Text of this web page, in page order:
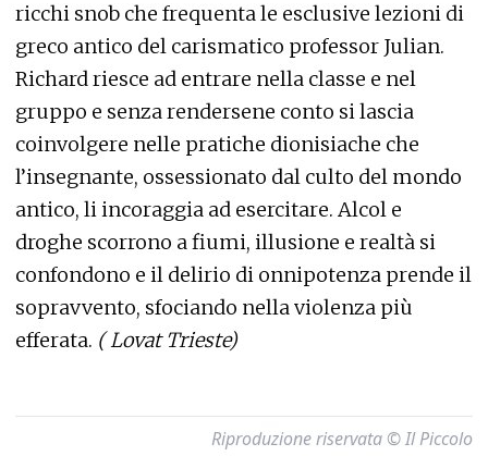
ricchi snob che frequenta le esclusive lezioni di
greco antico del carismatico professor Julian.
Richard riesce ad entrare nella classe e nel
gruppo e senza rendersene conto si lascia
coinvolgere nelle pratiche dionisiache che
l’insegnante, ossessionato dal culto del mondo
antico, li incoraggia ad esercitare. Alcol e
droghe scorrono a fiumi, illusione e realtà si
confondono e il delirio di onnipotenza prende il
sopravvento, sfociando nella violenza più
efferata. ( Lovat Trieste)
Riproduzione riservata © Il Piccolo